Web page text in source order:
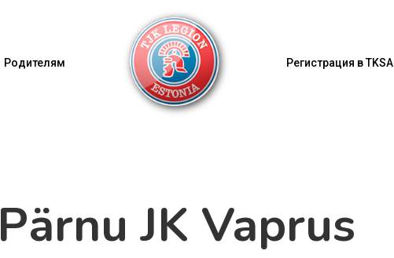
Родителям Регистрация в TKSA
Pärnu JK Vaprus